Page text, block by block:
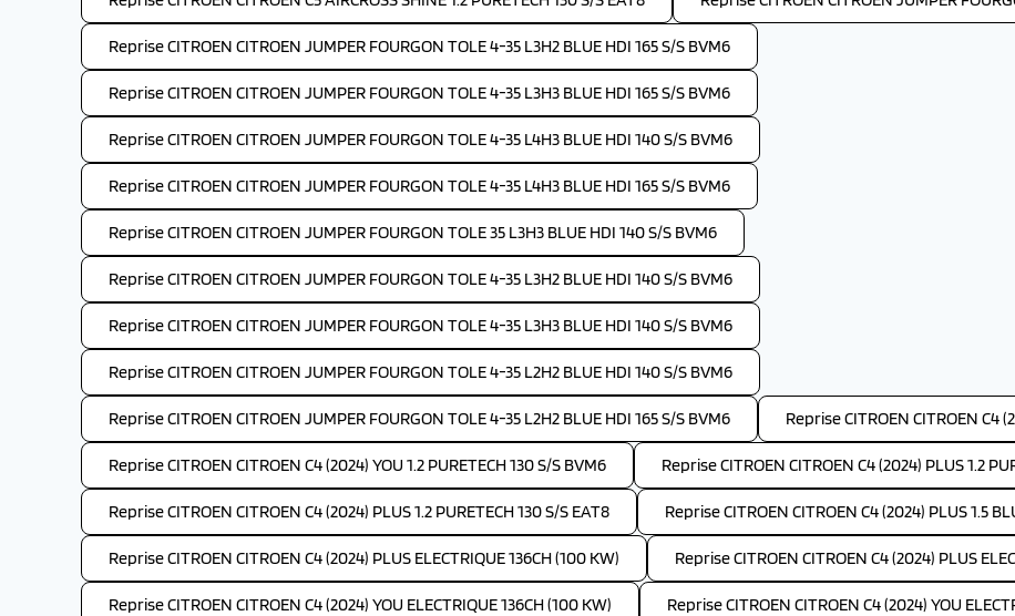
Reprise CITROEN CITROEN JUMPER FOURGON TOLE 4-35 L3H2 BLUE HDI 165 S/S BVM6
Reprise CITROEN CITROEN JUMPER FOURGON TOLE 4-35 L3H3 BLUE HDI 165 S/S BVM6
Reprise CITROEN CITROEN JUMPER FOURGON TOLE 4-35 L4H3 BLUE HDI 140 S/S BVM6
Reprise CITROEN CITROEN JUMPER FOURGON TOLE 4-35 L4H3 BLUE HDI 165 S/S BVM6
Reprise CITROEN CITROEN JUMPER FOURGON TOLE 35 L3H3 BLUE HDI 140 S/S BVM6
Reprise CITROEN CITROEN JUMPER FOURGON TOLE 4-35 L3H2 BLUE HDI 140 S/S BVM6
Reprise CITROEN CITROEN JUMPER FOURGON TOLE 4-35 L3H3 BLUE HDI 140 S/S BVM6
Reprise CITROEN CITROEN JUMPER FOURGON TOLE 4-35 L2H2 BLUE HDI 140 S/S BVM6
Reprise CITROEN CITROEN JUMPER FOURGON TOLE 4-35 L2H2 BLUE HDI 165 S/S BVM6 Reprise CITROEN CITROEN C4
Reprise CITROEN CITROEN C4 (2024) YOU 1.2 PURETECH 130 S/S BVM6 Reprise CITROEN CITROEN C4 (2024) PLUS 1.2
Reprise CITROEN CITROEN C4 (2024) PLUS 1.2 PURETECH 130 S/S EAT8 Reprise CITROEN CITROEN C4 (2024) PLUS 1.5
Reprise CITROEN CITROEN C4 (2024) PLUS ELECTRIQUE 136CH (100 KW) Reprise CITROEN CITROEN C4 (2024) PLUS
Reprise CITROEN CITROEN C4 (2024) YOU ELECTRIQUE 136CH (100 KW) Reprise CITROEN CITROEN C4 (2024) YOU